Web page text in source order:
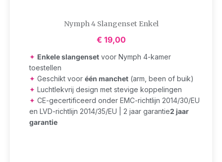
Nymph 4 Slangenset Enkel
€ 19,00
✦ Enkele slangenset voor Nymph 4-kamer
toestellen
✦ Geschikt voor één manchet (arm, been of buik)
✦ Luchtlekvrij design met stevige koppelingen
✦ CE-gecertificeerd onder EMC-richtlijn 2014/30/EU
en LVD-richtlijn 2014/35/EU | 2 jaar garantie2 jaar
garantie